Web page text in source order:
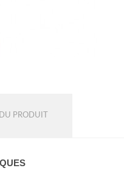
PRODUIT